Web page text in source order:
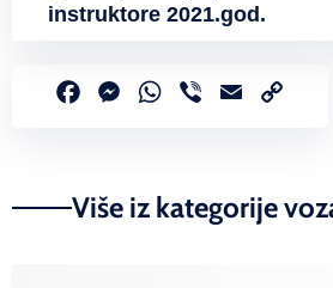
instruktore 2021.god.
FacebookMessenger
WhatsApp
Viber Email
Više iz kategorije